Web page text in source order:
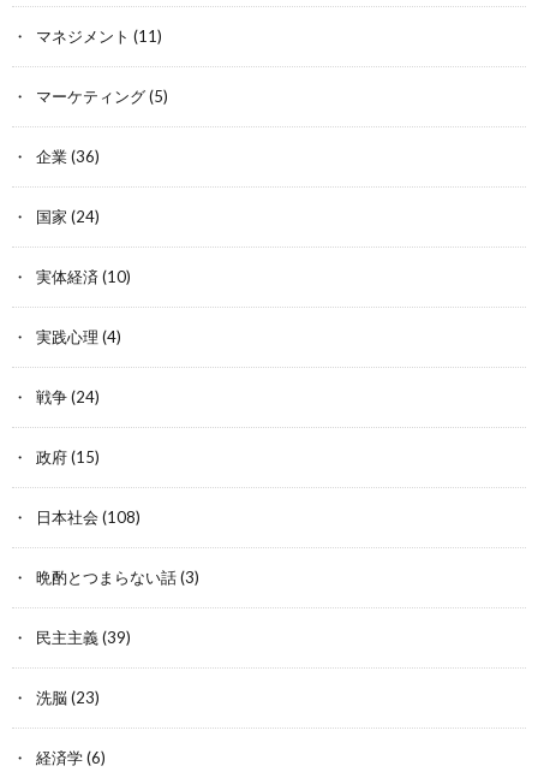
マネジメント (11)
マーケティング(5)
企業(36)
国家 (24)
実体経済 (10)
実践心理 (4)
戦争(24)
政府(15)
日本社会 (108)
晩酌とつまらない話(3)
民主主義(39)
洗脳(23)
経済学(6)